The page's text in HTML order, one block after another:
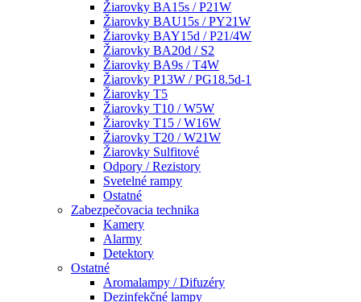
Žiarovky BA15s / P21W
Žiarovky BAU15s / PY21W
Žiarovky BAY15d / P21/4W
Žiarovky BA20d / S2
Žiarovky BA9s / T4W
Žiarovky P13W / PG18.5d-1
Žiarovky T5
Žiarovky T10 / W5W
Žiarovky T15 / W16W
Žiarovky T20 / W21W
Žiarovky Sulfitové
Odpory / Rezistory
Svetelné rampy
Ostatné
Zabezpečovacia technika
Kamery
Alarmy
Detektory
Ostatné
Aromalampy / Difuzéry
Dezinfekčné lampy